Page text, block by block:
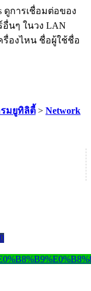
ดูการเชื่อมต่อของ
นๆ ในวง LAN
รื่องไหน ชื่อผู้ใช้ชื่อ
มยูทิลิตี้ > Network
0